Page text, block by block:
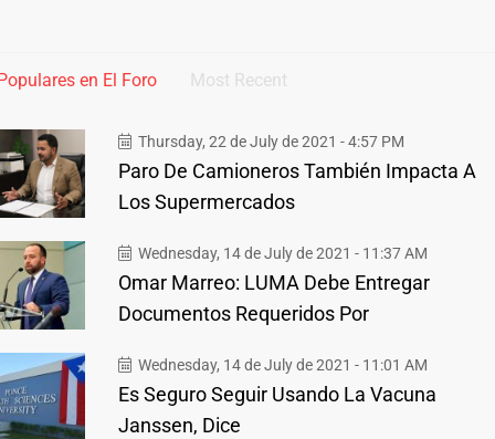
en El Foro Most Recent
Thursday, 22 de July de 2021 - 4:57 PM
Paro De Camioneros También Impacta A
Los Supermercados
Wednesday, 14 de July de 2021 - 11:37 AM
Omar Marreo: LUMA Debe Entregar
Documentos Requeridos Por
Wednesday, 14 de July de 2021 - 11:01 AM
Es Seguro Seguir Usando La Vacuna
Janssen, Dice